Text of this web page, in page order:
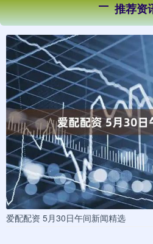
推荐资
爱配配资 5月30日午间新闻精选